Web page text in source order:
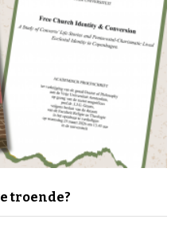
troende?